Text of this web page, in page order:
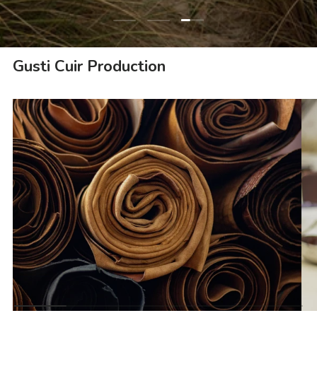
Charger la diapositive 1 de 3
Charger la diapositive 2 de 3
Charger la diapositive 3
Gusti Cuir Production